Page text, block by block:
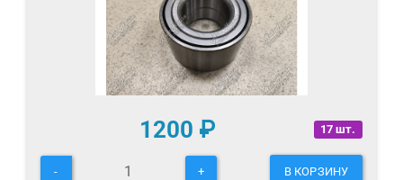
17 шт.
1200 ₽
- + В КОРЗИНУ